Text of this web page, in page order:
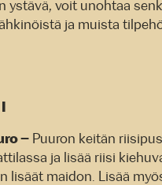
ystävä, voit unohtaa
ja muista
– Puuron keitän
ja lisää riisi
lisäät maidon. Lisää